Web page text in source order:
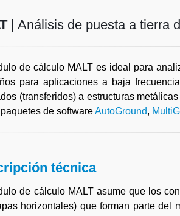
| Análisis de puesta a tierra
de cálculo MALT es ideal para
para aplicaciones a baja
(transferidos) a estructuras
de softwareAutoGround,
técnica
de cálculo MALT asume que los
horizontales) que forman parte del